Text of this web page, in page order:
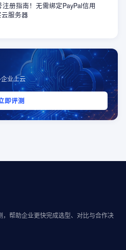
册指南！无需绑定PayPal信用
服务器
业上云
即评测
帮助企业更快完成选型、对比与合作决